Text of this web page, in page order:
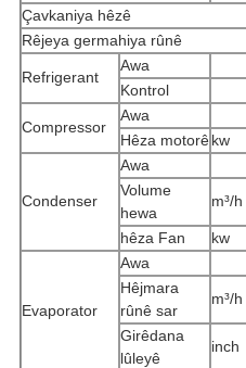
Çavkaniya hêzê
Rêjeya germahiya rûnê
Refrigerant
Awa
Kontrol
Compressor
Awa
Hêza motorê kw
Condenser
Awa
Volume
hewa
m³/h
hêza Fan kw
Evaporator
Awa
Hêjmara
rûnê sar
m³/h
Girêdana
lûleyê
inch